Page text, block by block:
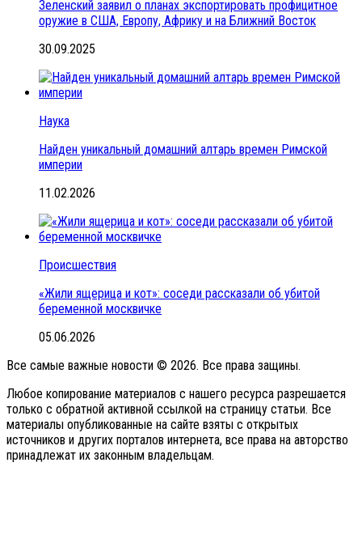
Зеленский заявил о планах экспортировать профицитное
оружие в США, Европу, Африку и на Ближний Восток
30.09.2025
Наука
Найден уникальный домашний алтарь времен Римской
империи
11.02.2026
Происшествия
«Жили ящерица и кот»: соседи рассказали об убитой
беременной москвичке
05.06.2026
Все самые важные новости © 2026. Все права защины.
Любое копирование материалов с нашего ресурса разрешается
только с обратной активной ссылкой на страницу статьи. Все
материалы опубликованные на сайте взяты с открытых
источников и других порталов интернета, все права на авторство
принадлежат их законным владельцам.